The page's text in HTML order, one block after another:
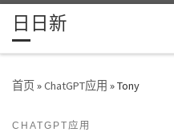
Skip to content
日日新
首页»ChatGPT应用 »Tony
CHATGPT应用